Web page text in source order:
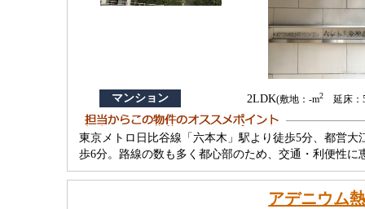
マンション 2LDK(敷地：-m2延床：
東京メトロ日比谷線「六本木」駅より徒歩5分、都営
歩6分。路線の数も多く都心部のため、交通・利便性に
アデニウム